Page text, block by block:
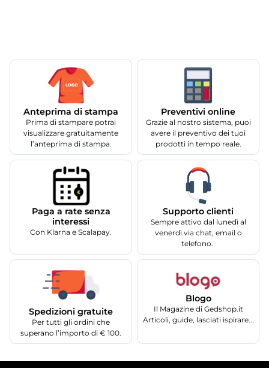
Anteprima di stampa
Prima di stampare potrai
visualizzare gratuitamente
l’anteprima di stampa.
Preventivi online
Grazie al nostro sistema, puoi
avere il preventivo dei tuoi
prodotti in tempo reale.
Paga a rate senza
interessi
Con Klarna e Scalapay.
Supporto clienti
Sempre attivo dal lunedì al
venerdì via chat, email o
telefono.
Spedizioni gratuite
Per tutti gli ordini che
superano l’importo di € 100.
Blogo
Il Magazine di Gedshop.it
Articoli, guide, lasciati ispirare...